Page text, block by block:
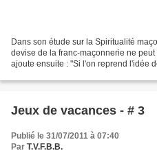
Dans son étude sur la Spiritualité
devise de la franc-maçonnerie ne peut
ajoute ensuite : "Si l'on reprend l'idée
Jeux de vacances - # 3
Publié le 31/07/2011 à 07:40
Par T.V.F.B.B.